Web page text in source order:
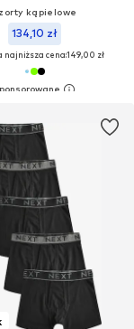
kąpielowe
134,10 zł
najniższa cena:149,00 zł